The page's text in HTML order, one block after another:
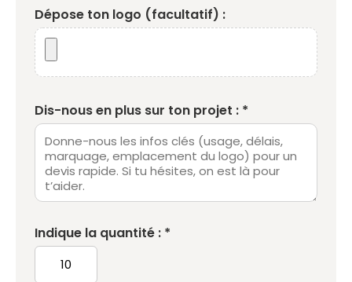
Dépose ton logo (facultatif) :
Dis-nous en plus sur ton projet : *
Indique la quantité : *